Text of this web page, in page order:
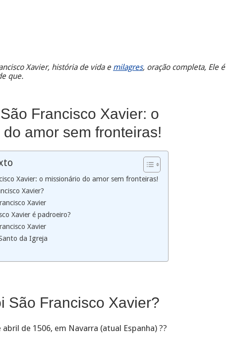
Xavier, história de vida e milagres, oração completa, Ele é
que.
Francisco Xavier: o
amor sem fronteiras!
Xavier: o missionário do amor sem fronteiras!
Xavier?
Xavier
Xavier é padroeiro?
Xavier
da Igreja
São Francisco Xavier?
abril de 1506, em Navarra (atual Espanha) ??